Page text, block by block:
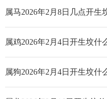
属马2026年2月8日几点开